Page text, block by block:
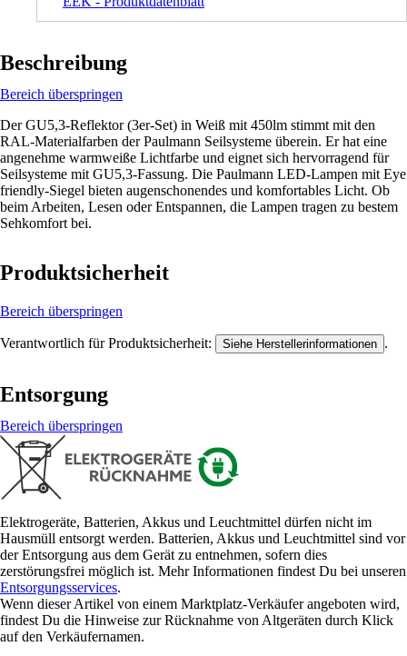
Beschreibung
Bereich überspringen
Der GU5,3-Reflektor (3er-Set) in Weiß mit 450lm stimmt mit den
RAL-Materialfarben der Paulmann Seilsysteme überein. Er hat eine
angenehme warmweiße Lichtfarbe und eignet sich hervorragend für
Seilsysteme mit GU5,3-Fassung. Die Paulmann LED-Lampen mit Eye
friendly-Siegel bieten augenschonendes und komfortables Licht. Ob
beim Arbeiten, Lesen oder Entspannen, die Lampen tragen zu bestem
Sehkomfort bei.
Produktsicherheit
Bereich überspringen
Verantwortlich für Produktsicherheit: Siehe Herstellerinformationen .
Entsorgung
Bereich überspringen
Elektrogeräte, Batterien, Akkus und Leuchtmittel dürfen nicht im
Hausmüll entsorgt werden. Batterien, Akkus und Leuchtmittel sind vor
der Entsorgung aus dem Gerät zu entnehmen, sofern dies
zerstörungsfrei möglich ist. Mehr Informationen findest Du bei unseren
Entsorgungsservices.
Wenn dieser Artikel von einem Marktplatz-Verkäufer angeboten wird,
findest Du die Hinweise zur Rücknahme von Altgeräten durch Klick
auf den Verkäufernamen.